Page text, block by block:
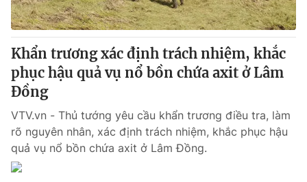
Khẩn trương xác định trách nhiệm, khắc
phục hậu quả vụ nổ bồn chứa axit ở Lâm
Đồng
VTV.vn - Thủ tướng yêu cầu khẩn trương điều tra, làm
rõ nguyên nhân, xác định trách nhiệm, khắc phục hậu
quả vụ nổ bồn chứa axit ở Lâm Đồng.